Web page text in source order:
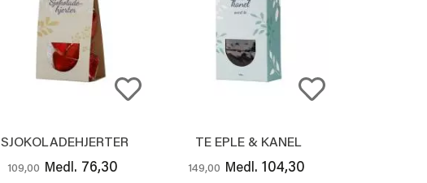
SJOKOLADEHJERTER
109,00 Medl. 76,30
TE EPLE & KANEL
149,00 Medl. 104,30